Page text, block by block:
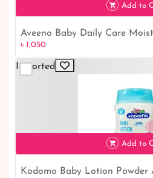
৳ 1,050
Add to
Aveeno Baby Daily Care
Gentle Hydration for your
৳ 1,050
Imported
Add to
Kodomo Baby Lotion Powder